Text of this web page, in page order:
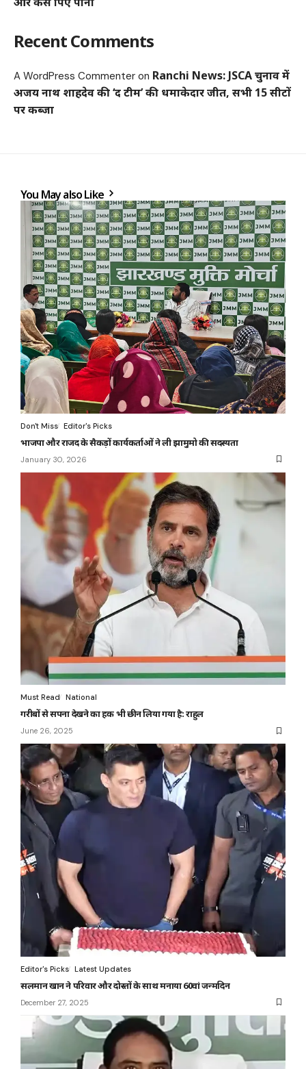
Recent Comments
A WordPress Commenter on Ranchi News: JSCA चुनाव में
अजय नाथ शाहदेव की ‘द टीम’ की धमाकेदार जीत, सभी 15 सीटों
पर कब्जा
You May also Like
Don't Miss Editor's Picks
भाजपा और राजद के सैकड़ों कार्यकर्ताओं ने ली झामुमो की सदस्यता
January 30, 2026
Must Read National
गरीबों से सपना देखने का हक भी छीन लिया गया है: राहुल
June 26, 2025
Editor's Picks Latest Updates
सलमान खान ने परिवार और दोस्तों के साथ मनाया 60वां जन्मदिन
December 27, 2025